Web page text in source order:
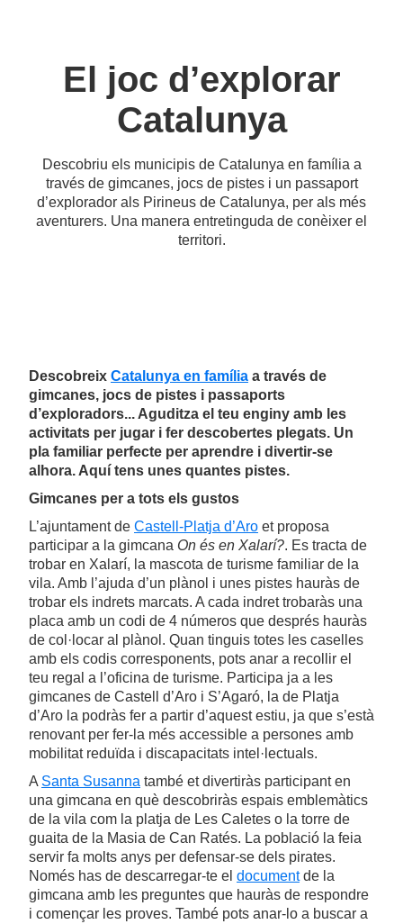
El joc d’explorar
Catalunya
Descobriu els municipis de Catalunya en família a
través de gimcanes, jocs de pistes i un passaport
d’explorador als Pirineus de Catalunya, per als més
aventurers. Una manera entretinguda de conèixer el
territori.
Descobreix Catalunya en família a través de
gimcanes, jocs de pistes i passaports
d’exploradors... Aguditza el teu enginy amb les
activitats per jugar i fer descobertes plegats. Un
pla familiar perfecte per aprendre i divertir-se
alhora. Aquí tens unes quantes pistes.
Gimcanes per a tots els gustos
L’ajuntament de Castell-Platja d’Aro et proposa
participar a la gimcana On és en Xalarí?. Es tracta de
trobar en Xalarí, la mascota de turisme familiar de la
vila. Amb l’ajuda d’un plànol i unes pistes hauràs de
trobar els indrets marcats. A cada indret trobaràs una
placa amb un codi de 4 números que després hauràs
de col·locar al plànol. Quan tinguis totes les caselles
amb els codis corresponents, pots anar a recollir el
teu regal a l’oficina de turisme. Participa ja a les
gimcanes de Castell d’Aro i S’Agaró, la de Platja
d’Aro la podràs fer a partir d’aquest estiu, ja que s’està
renovant per fer-la més accessible a persones amb
mobilitat reduïda i discapacitats intel·lectuals.
A Santa Susanna també et divertiràs participant en
una gimcana en què descobriràs espais emblemàtics
de la vila com la platja de Les Caletes o la torre de
guaita de la Masia de Can Ratés. La població la feia
servir fa molts anys per defensar-se dels pirates.
Només has de descarregar-te el documentde la
gimcana amb les preguntes que hauràs de respondre
i començar les proves. També pots anar-lo a buscar a